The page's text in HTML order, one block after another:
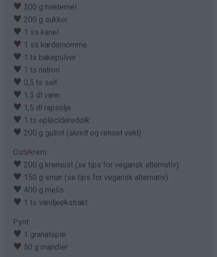
♥ 300 g hvetemel
♥ 200 g sukker
♥ 1 ss kanel
♥ 1 ss kardemomme
♥ 1 ts bakepulver
♥ 1 ts natron
♥ 0,5 ts salt
♥ 1,5 dl vann
♥ 1,5 dl rapsolje
♥ 1 ts eplecidereddik
♥ 200 g gulrot (skrelt og renset vekt)
Ostekrem:
♥ 200 g kremost (se tips for vegansk alternativ)
♥ 150 g smør (se tips for vegansk alternativ)
♥ 400 g melis
♥ 1 ts vaniljeekstrakt
Pynt:
♥ 1 granateple
♥ 50 g mandler